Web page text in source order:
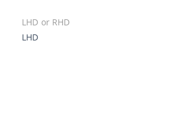
LHD or RHD
LHD